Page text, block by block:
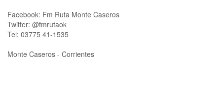
Facebook: Fm Ruta Monte Caseros
Twitter: @fmrutaok
Tel: 03775 41-1535
Monte Caseros - Corrientes